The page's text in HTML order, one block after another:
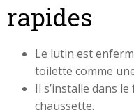
rapides
Le lutin est
toilette comme
Il s’installe dans
chaussette.